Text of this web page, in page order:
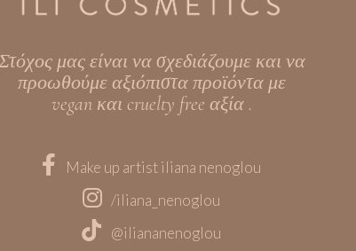
μας είναι να σχεδιάζουμε και να
προωθούμε αξιόπιστα προϊόντα με
vegan και cruelty free αξία .
Make up artist iliana nenoglou
/iliana_nenoglou
@iliananenoglou